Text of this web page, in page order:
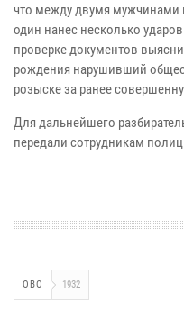
что между двумя мужчинами
один нанес несколько
проверке документов
рождения нарушивший
розыске за ранее
Для дальнейшего
передали сотрудникам
ОВО 1932